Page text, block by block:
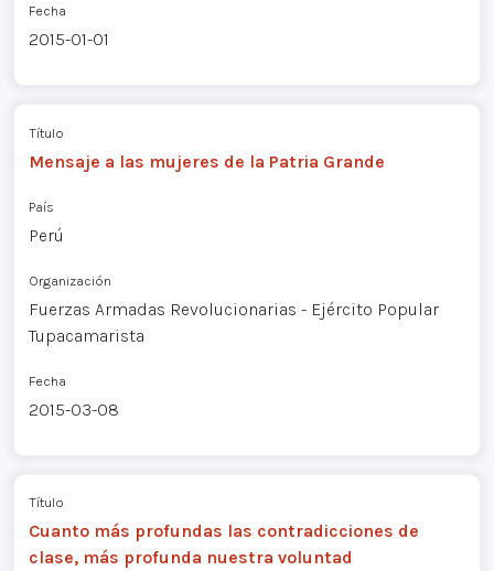
Fecha
2015-01-01
Título
Mensaje a las mujeres de la Patria Grande
País
Perú
Organización
Fuerzas Armadas Revolucionarias - Ejército Popular
Tupacamarista
Fecha
2015-03-08
Título
Cuanto más profundas las contradicciones de
clase, más profunda nuestra voluntad